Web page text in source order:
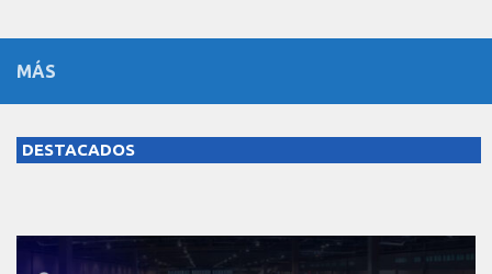
MÁS
DESTACADOS